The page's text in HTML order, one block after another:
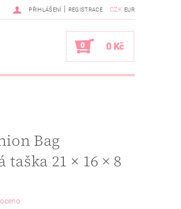
CZK EUR
PŘIHLÁŠENÍ | REGISTRACE
0 0 Kč
Bag
21 × 16 × 8